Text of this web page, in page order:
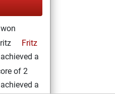
Fritz
a
of 2
a